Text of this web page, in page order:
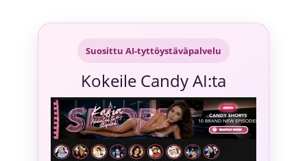
sisältöön
Suosittu AI-tyttöystäväpalvelu
Kokeile Candy AI:ta